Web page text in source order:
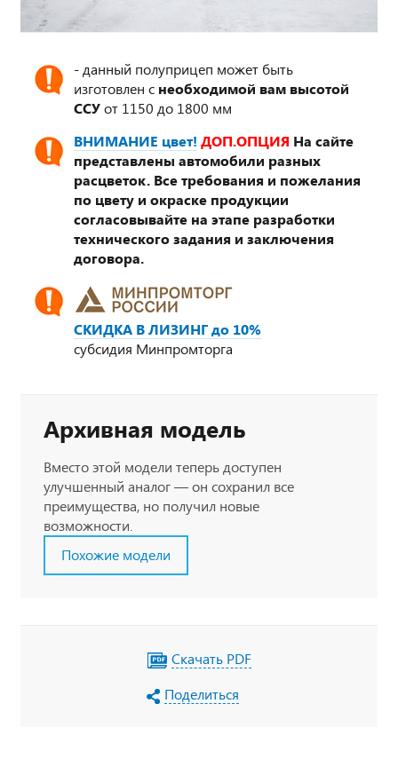
- данный полуприцеп может быть
изготовлен с необходимой вам высотой
ССУот 1150 до 1800 мм
ВНИМАНИЕ цвет! ДОП.ОПЦИЯ На сайте
представлены автомобили разных
расцветок. Все требования и пожелания
по цвету и окраске продукции
согласовывайте на этапе разработки
технического задания и заключения
договора.
СКИДКА В ЛИЗИНГ до 10%
субсидия Минпромторга
Архивная модель
Вместо этой модели теперь доступен
улучшенный аналог — он сохранил все
преимущества, но получил новые
возможности.
Похожие модели
Скачать PDF
Поделиться